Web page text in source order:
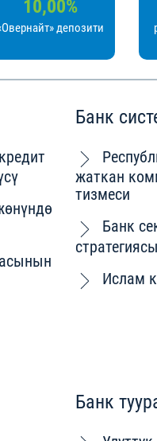
депозити
10,00%
Банк
жаткан
тизмеси
Банк
стратегиясы
Ислам
Банк